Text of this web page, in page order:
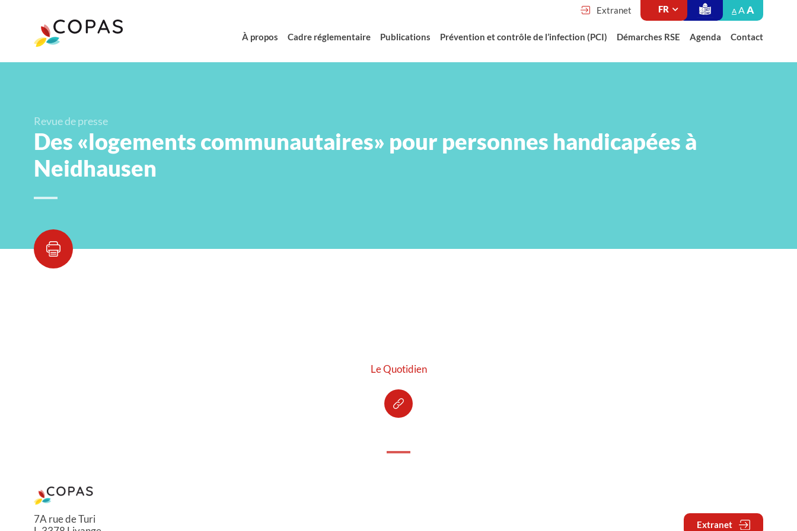
Extranet A AA
À propos Cadre réglementaire Publications Prévention et contrôle de l’infection (PCI) Démarches RSE Agenda Contact
Revue de presse
Des «logements communautaires» pour personnes handicapées à
Neidhausen
Le Quotidien
7A rue de Turi
Extranet